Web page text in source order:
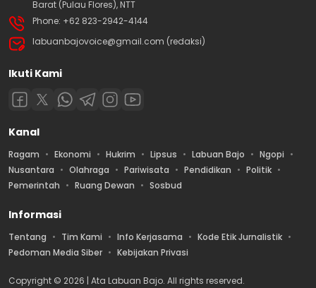
Barat (Pulau Flores), NTT
Phone: +62 823-2942-4144
labuanbajovoice@gmail.com (redaksi)
Ikuti Kami
Kanal
Ragam Ekonomi Hukrim Lipsus Labuan Bajo
Ngopi
Nusantara
Olahraga Pariwisata Pendidikan
Politik
Pemerintah
Ruang Dewan Sosbud
Informasi
Tentang Tim Kami Info Kerjasama
Kode Etik Jurnalistik
Pedoman Media Siber
Kebijakan Privasi
Copyright © 2026 | Ata Labuan Bajo. All rights reserved.